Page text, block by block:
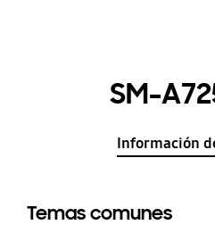
SM-
Información
Temas comunes